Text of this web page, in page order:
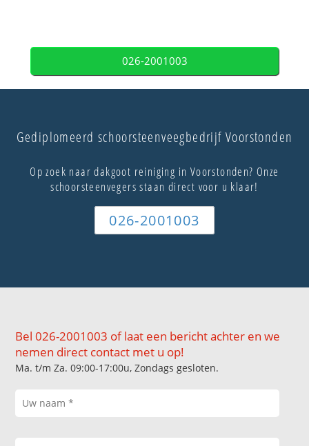
026-2001003
Gediplomeerd schoorsteenveegbedrijf Voorstonden
Op zoek naar dakgoot reiniging in Voorstonden? Onze
schoorsteenvegers staan direct voor u klaar!
026-2001003
Bel 026-2001003 of laat een bericht achter en we
nemen direct contact met u op!
Ma. t/m Za. 09:00-17:00u, Zondags gesloten.